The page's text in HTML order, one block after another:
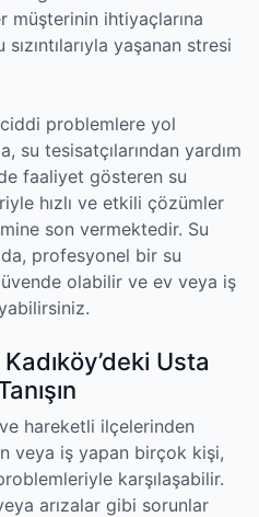
müşterinin ihtiyaçlarına
yaşanan stresi
ciddi problemlere yol
su tesisatçılarından yardım
faaliyet gösteren su
hızlı ve etkili çözümler
son vermektedir. Su
profesyonel bir su
olabilir ve ev veya iş
Kadıköy’deki Usta
hareketli ilçelerinden
veya iş yapan birçok kişi,
karşılaşabilir.
veya arızalar gibi sorunlar